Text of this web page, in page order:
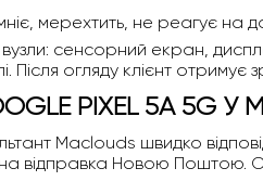
мерехтить, не реагує на
вузли: сенсорний екран,
Після огляду клієнт
PIXEL 5A 5G
Maclouds швидко
відправка Новою Поштою.